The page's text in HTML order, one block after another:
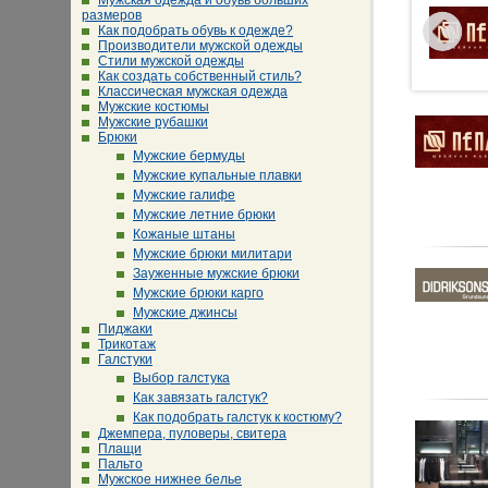
размеров
Как подобрать обувь к одежде?
Производители мужской одежды
Стили мужской одежды
Как создать собственный стиль?
Классическая мужская одежда
Мужские костюмы
Мужские рубашки
Брюки
Мужские бермуды
Мужские купальные плавки
Мужские галифе
Мужские летние брюки
Кожаные штаны
Мужские брюки милитари
Зауженные мужские брюки
Мужские брюки карго
Мужские джинсы
Пиджаки
Трикотаж
Галстуки
Выбор галстука
Как завязать галстук?
Как подобрать галстук к костюму?
Джемпера, пуловеры, свитера
Плащи
Пальто
Мужское нижнее белье